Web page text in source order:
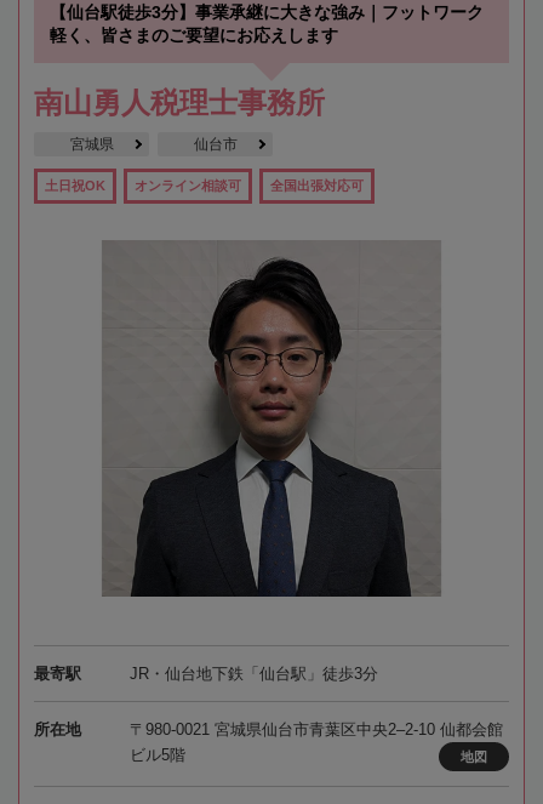
【仙台駅徒歩3分】事業承継に大きな強み｜フットワーク
軽く、皆さまのご要望にお応えします
南山勇人税理士事務所
宮城県 仙台市
土日祝OK オンライン相談可 全国出張対応可
最寄駅 JR・仙台地下鉄「仙台駅」徒歩3分
所在地
〒980-0021 宮城県仙台市青葉区中央2–2-10 仙都会館
ビル5階
地図